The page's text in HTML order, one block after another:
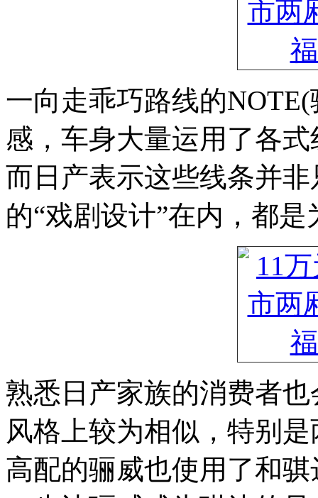
一向走乖巧路线的
感，车身大量运用了各
而日产表示这些线条并
的“戏剧设计”在内，都
熟悉日产家族的消费者
风格上较为相似，特别
高配的骊威也使用了和